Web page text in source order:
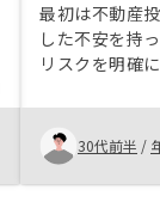
最初は不動産
した不安を持
リスクを明確
た、信用を活
金を流動性の
こともできる
た。顧客とし
30代前半 /